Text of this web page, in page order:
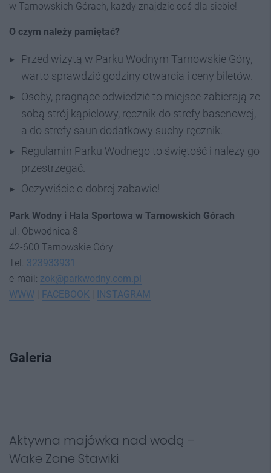
w Tarnowskich Górach, każdy znajdzie coś dla siebie!
O czym należy pamiętać?
Przed wizytą w Parku Wodnym Tarnowskie Góry,
warto sprawdzić godziny otwarcia i ceny biletów.
Osoby, pragnące odwiedzić to miejsce zabierają ze
sobą strój kąpielowy, ręcznik do strefy basenowej,
a do strefy saun dodatkowy suchy ręcznik.
Regulamin Parku Wodnego to świętość i należy go
przestrzegać.
Oczywiście o dobrej zabawie!
Park Wodny i Hala Sportowa w Tarnowskich Górach
ul. Obwodnica 8
42-600 Tarnowskie Góry
Tel. 323933931
e-mail: zok@parkwodny.com.pl
WWW
FACEBOOK INSTAGRAM
Galeria
Aktywna majówka nad wodą –
Wake Zone Stawiki